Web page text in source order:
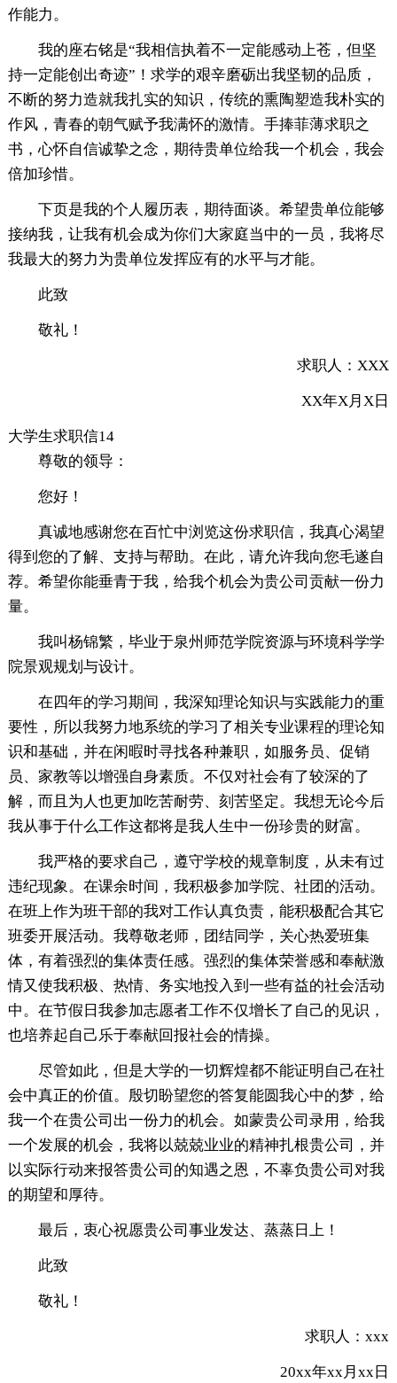
作能力。
我的座右铭是“我相信执着不一定能感动上苍，但坚
持一定能创出奇迹”！求学的艰辛磨砺出我坚韧的品质，
不断的努力造就我扎实的知识，传统的熏陶塑造我朴实的
作风，青春的朝气赋予我满怀的激情。手捧菲薄求职之
书，心怀自信诚挚之念，期待贵单位给我一个机会，我会
倍加珍惜。
下页是我的个人履历表，期待面谈。希望贵单位能够
接纳我，让我有机会成为你们大家庭当中的一员，我将尽
我最大的努力为贵单位发挥应有的水平与才能。
此致
敬礼！
求职人：XXX
XX年X月X日
大学生求职信14
尊敬的领导：
您好！
真诚地感谢您在百忙中浏览这份求职信，我真心渴望
得到您的了解、支持与帮助。在此，请允许我向您毛遂自
荐。希望你能垂青于我，给我个机会为贵公司贡献一份力
量。
我叫杨锦繁，毕业于泉州师范学院资源与环境科学学
院景观规划与设计。
在四年的学习期间，我深知理论知识与实践能力的重
要性，所以我努力地系统的学习了相关专业课程的理论知
识和基础，并在闲暇时寻找各种兼职，如服务员、促销
员、家教等以增强自身素质。不仅对社会有了较深的了
解，而且为人也更加吃苦耐劳、刻苦坚定。我想无论今后
我从事于什么工作这都将是我人生中一份珍贵的财富。
我严格的要求自己，遵守学校的规章制度，从未有过
违纪现象。在课余时间，我积极参加学院、社团的活动。
在班上作为班干部的我对工作认真负责，能积极配合其它
班委开展活动。我尊敬老师，团结同学，关心热爱班集
体，有着强烈的集体责任感。强烈的集体荣誉感和奉献激
情又使我积极、热情、务实地投入到一些有益的社会活动
中。在节假日我参加志愿者工作不仅增长了自己的见识，
也培养起自己乐于奉献回报社会的情操。
尽管如此，但是大学的一切辉煌都不能证明自己在社
会中真正的价值。殷切盼望您的答复能圆我心中的梦，给
我一个在贵公司出一份力的机会。如蒙贵公司录用，给我
一个发展的机会，我将以兢兢业业的精神扎根贵公司，并
以实际行动来报答贵公司的知遇之恩，不辜负贵公司对我
的期望和厚待。
最后，衷心祝愿贵公司事业发达、蒸蒸日上！
此致
敬礼！
求职人：xxx
20xx年xx月xx日